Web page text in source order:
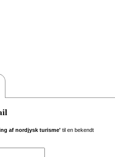
af nordjysk turisme' til en bekendt